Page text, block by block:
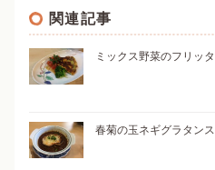
関連記事
ミックス野菜のフリッ
春菊の玉ネギグラタン